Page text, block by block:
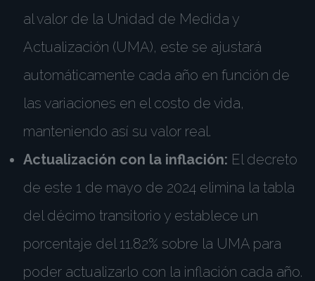
al valor de la Unidad de Medida y
Actualización (UMA), este se ajustará
automáticamente cada año en función de
las variaciones en el costo de vida,
manteniendo así su valor real.
Actualización con la inflación: El decreto
de este 1 de mayo de 2024 elimina la tabla
del décimo transitorio y establece un
porcentaje del 11.82% sobre la UMA para
poder actualizarlo con la inflación cada año.